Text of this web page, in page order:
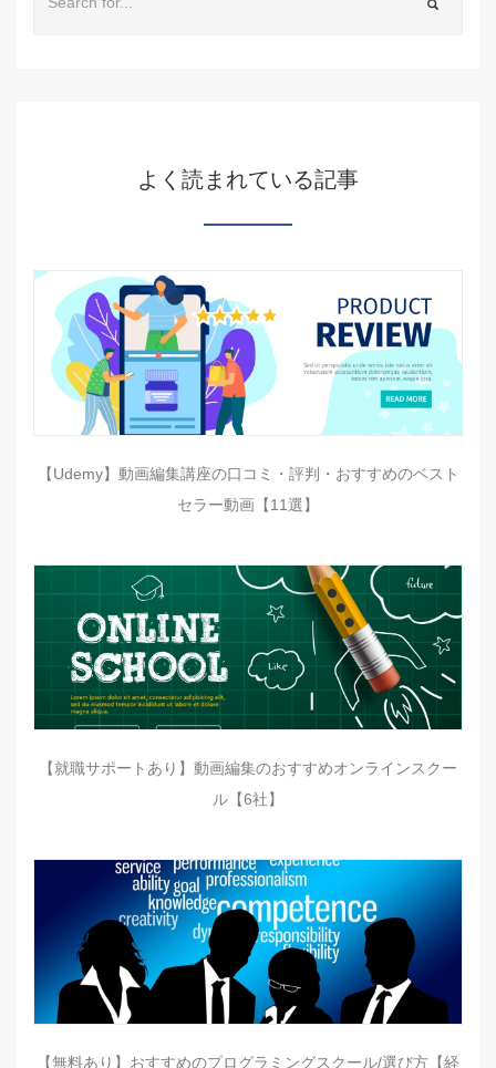
よく読まれている記事
【Udemy】動画編集講座の口コミ・評判・おすすめのベスト
セラー動画【11選】
【就職サポートあり】動画編集のおすすめオンラインスクー
ル【6社】
【無料あり】おすすめのプログラミングスクール/選び方【経